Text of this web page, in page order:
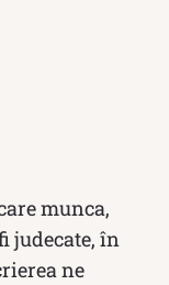
munca,
judecate, în
ne